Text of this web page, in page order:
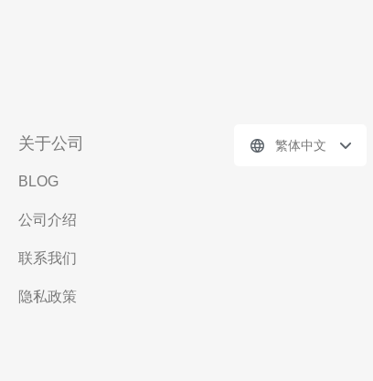
关于公司
BLOG
公司介绍
联系我们
隐私政策
繁体中文